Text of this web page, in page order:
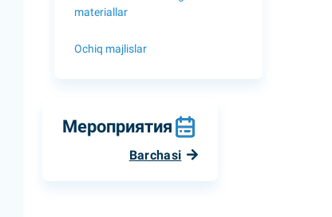
materiallar
Ochiq majlislar
Мероприятия
Barchasi